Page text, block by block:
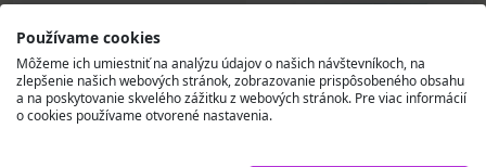
Používame cookies
Môžeme ich umiestniť na analýzu údajov o našich návštevníkoch, na
zlepšenie našich webových stránok, zobrazovanie prispôsobeného obsahu
a na poskytovanie skvelého zážitku z webových stránok. Pre viac informácií
o cookies používame otvorené nastavenia.